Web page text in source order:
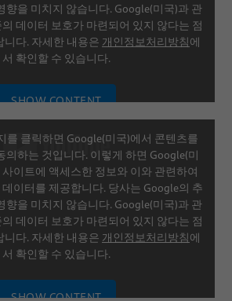
향을 미치지 않습니다. Google(미국)과 관
데이터 보호가 마련되어 있지 않다는 점
니다. 자세한 내용은 개인정보처리방침에
서 확인할 수 있습니다.
SHOW CONTENT
SETTINGS
를 클릭하면 Google(미국)에서 콘텐츠를
의하는 것입니다. 이렇게 하면 Google(미
이트에 액세스한 정보와 이와 관련하여
이터를 제공합니다. 당사는 Google의 추
향을 미치지 않습니다. Google(미국)과 관
데이터 보호가 마련되어 있지 않다는 점
니다. 자세한 내용은 개인정보처리방침에
서 확인할 수 있습니다.
SHOW CONTENT